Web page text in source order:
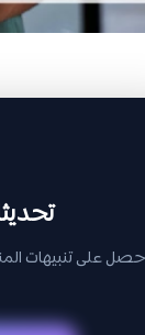
على تنبيهات